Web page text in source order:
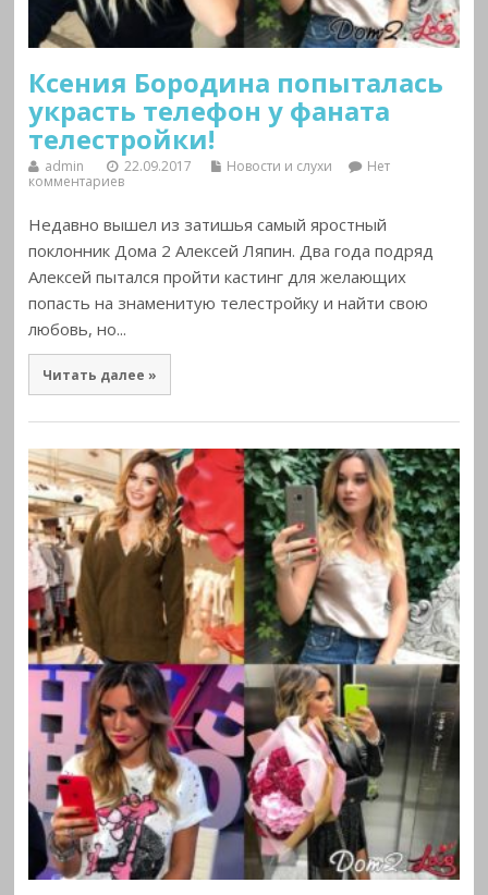
Ксения Бородина попыталась
украсть телефон у фаната
телестройки!
admin 22.09.2017 Новости и слухи
Нет
комментариев
Недавно вышел из затишья самый яростный
поклонник Дома 2 Алексей Ляпин. Два года подряд
Алексей пытался пройти кастинг для желающих
попасть на знаменитую телестройку и найти свою
любовь, но...
Читать далее »